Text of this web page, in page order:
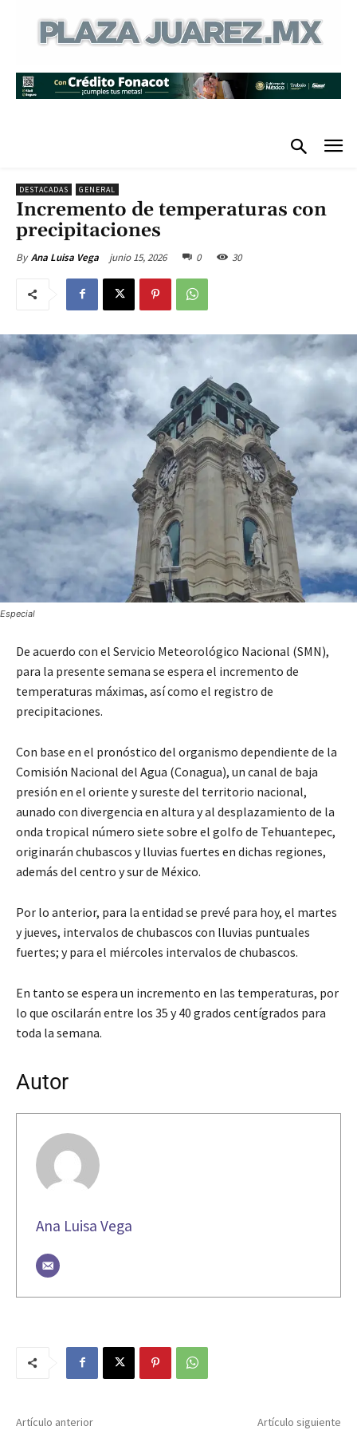
DESTACADAS GENERAL
Incremento de temperaturas con
precipitaciones
By Ana Luisa Vega junio 15, 2026 0 30
Especial
De acuerdo con el Servicio Meteorológico Nacional (SMN),
para la presente semana se espera el incremento de
temperaturas máximas, así como el registro de
precipitaciones.
Con base en el pronóstico del organismo dependiente de la
Comisión Nacional del Agua (Conagua), un canal de baja
presión en el oriente y sureste del territorio nacional,
aunado con divergencia en altura y al desplazamiento de la
onda tropical número siete sobre el golfo de Tehuantepec,
originarán chubascos y lluvias fuertes en dichas regiones,
además del centro y sur de México.
Por lo anterior, para la entidad se prevé para hoy, el martes
y jueves, intervalos de chubascos con lluvias puntuales
fuertes; y para el miércoles intervalos de chubascos.
En tanto se espera un incremento en las temperaturas, por
lo que oscilarán entre los 35 y 40 grados centígrados para
toda la semana.
Autor
Ana Luisa Vega
Artículo anterior Artículo siguiente